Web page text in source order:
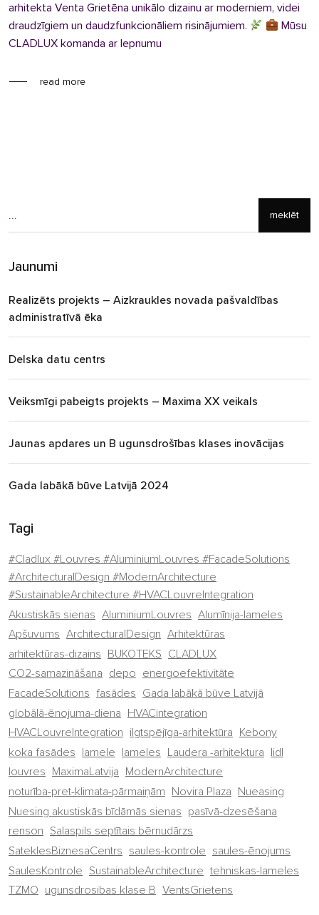
arhitekta Venta Grietēna unikālo dizainu ar moderniem, videi
draudzīgiem un daudzfunkcionāliem risinājumiem.
Mūsu
CLADLUX komanda ar lepnumu
read more
meklēt
Jaunumi
Realizēts projekts – Aizkraukles novada pašvaldības
administratīvā ēka
Delska datu centrs
Veiksmīgi pabeigts projekts – Maxima XX veikals
Jaunas apdares un B ugunsdrošības klases inovācijas
Gada labākā būve Latvijā 2024
Tagi
#Cladlux #Louvres #AluminiumLouvres #FacadeSolutions
#ArchitecturalDesign #ModernArchitecture
#SustainableArchitecture #HVACLouvreIntegration
Akustiskās sienas AluminiumLouvres Alumīnija-lameles
Apšuvums ArchitecturalDesign Arhitektūras
arhitektūras-dizains BUKOTEKS CLADLUX
CO2-samazināšana depo energoefektivitāte
FacadeSolutions fasādes Gada labākā būve Latvijā
globālā-ēnojuma-diena HVACintegration
HVACLouvreIntegration ilgtspējīga-arhitektūra Kebony
koka fasādes lamele lameles Laudera -arhitektura lidl
louvres MaximaLatvija ModernArchitecture
noturība-pret-klimata-pārmaiņām Novira Plaza Nueasing
Nuesing akustiskās bīdāmās sienas pasīvā-dzesēšana
renson Salaspils septītais bērnudārzs
SateklesBiznesaCentrs saules-kontrole saules-ēnojums
SaulesKontrole SustainableArchitecture tehniskas-lameles
TZMO ugunsdrosibas klase B VentsGrietens